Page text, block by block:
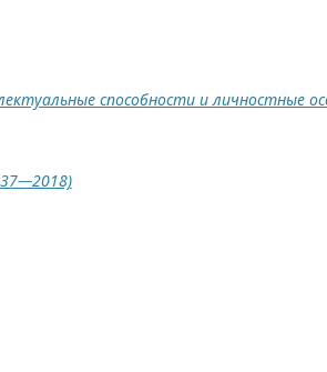
способности и личностные